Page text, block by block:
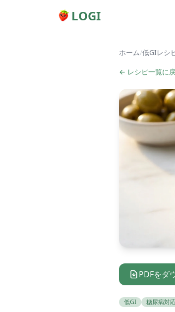
LOGI
ホーム/低GIレシ
← レシピ一覧に
PDFをダ
低GI 糖尿病対